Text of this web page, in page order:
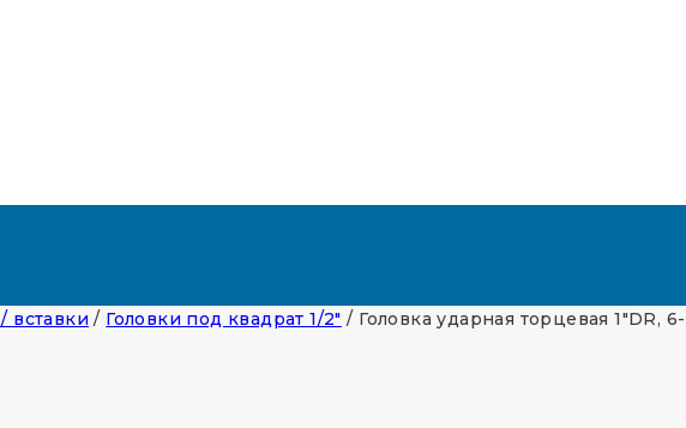
вставки / Головки под квадрат 1/2" / Головка ударная торцевая 1″DR,